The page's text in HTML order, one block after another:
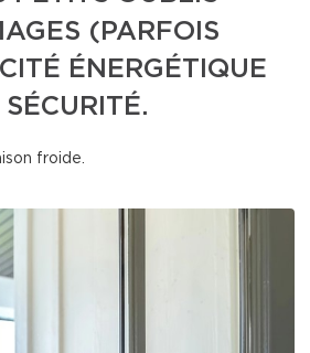
(PARFOIS
ÉNERGÉTIQUE
froide.